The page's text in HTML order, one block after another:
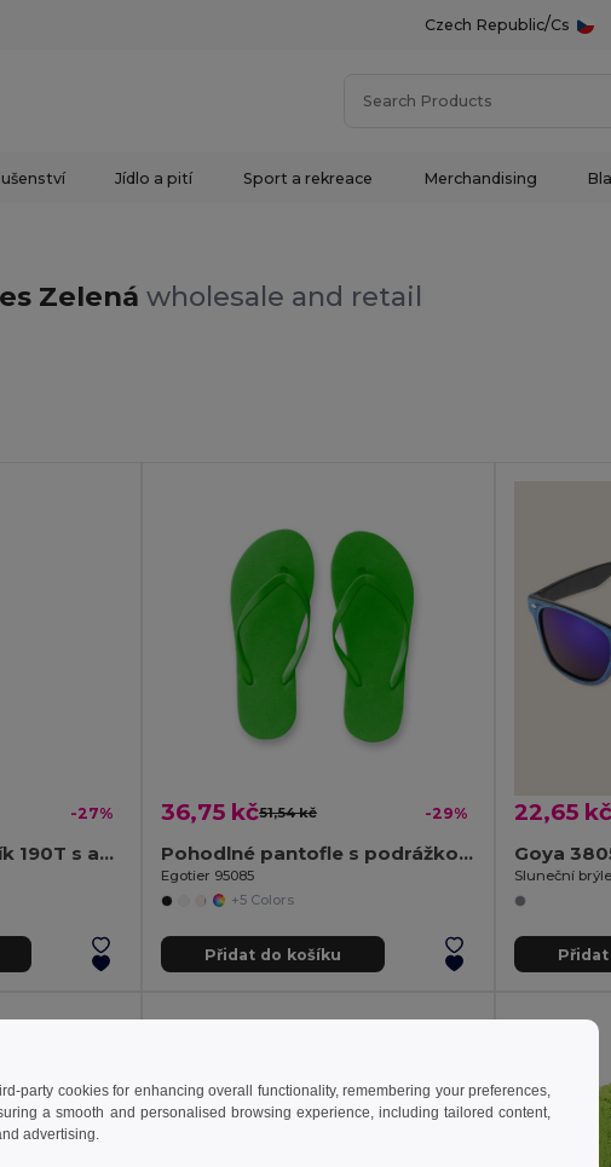
Czech Republic/Cs
Jídlo a pití Sport a rekreace Merchandising
Zelenáwholesale and retail
-27%
Polyesterový deštník 190T s automatickým otevíráním
36,75 kč51,54 kč -29%
Pohodlné pantofle s podrážkou z PE a páskem z PVC
Egotier 95085
+5 Colors
Přidat do košíku
22,65
Goya
party cookies for enhancing overall functionality, remembering your preferences,
a smooth and personalised browsing experience, including tailored content,
advertising.